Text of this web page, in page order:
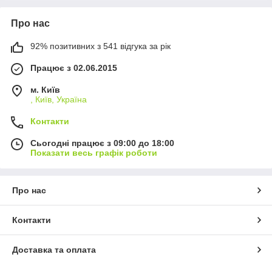
Про нас
92% позитивних з 541 відгука за рік
Працює з 02.06.2015
м. Київ
, Київ, Україна
Контакти
Сьогодні працює з 09:00 до 18:00
Показати весь графік роботи
Про нас
Контакти
Доставка та оплата